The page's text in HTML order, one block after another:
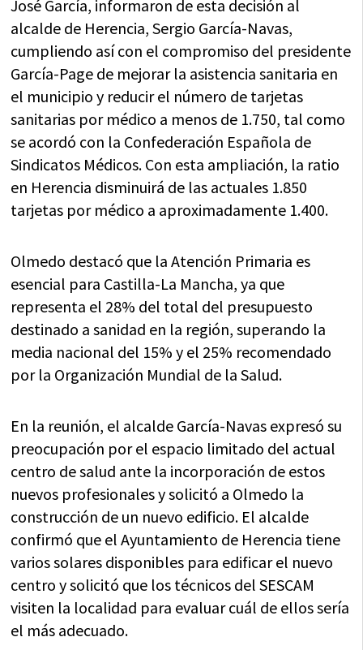
José García, informaron de esta decisión al
alcalde de Herencia, Sergio García-Navas,
cumpliendo así con el compromiso del presidente
García-Page de mejorar la asistencia sanitaria en
el municipio y reducir el número de tarjetas
sanitarias por médico a menos de 1.750, tal como
se acordó con la Confederación Española de
Sindicatos Médicos. Con esta ampliación, la ratio
en Herencia disminuirá de las actuales 1.850
tarjetas por médico a aproximadamente 1.400.
Olmedo destacó que la Atención Primaria es
esencial para Castilla-La Mancha, ya que
representa el 28% del total del presupuesto
destinado a sanidad en la región, superando la
media nacional del 15% y el 25% recomendado
por la Organización Mundial de la Salud.
En la reunión, el alcalde García-Navas expresó su
preocupación por el espacio limitado del actual
centro de salud ante la incorporación de estos
nuevos profesionales y solicitó a Olmedo la
construcción de un nuevo edificio. El alcalde
confirmó que el Ayuntamiento de Herencia tiene
varios solares disponibles para edificar el nuevo
centro y solicitó que los técnicos del SESCAM
visiten la localidad para evaluar cuál de ellos sería
el más adecuado.